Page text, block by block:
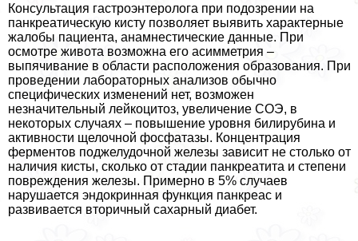
Консультация гастроэнтеролога при подозрении на
панкреатическую кисту позволяет выявить хаpaктерные
жалобы пациента, анамнестические данные. При
осмотре живота возможна его асимметрия –
выпячивание в области расположения образования. При
проведении лабораторных анализов обычно
специфических изменений нет, возможен
незначительный лейкоцитоз, увеличение СОЭ, в
некоторых случаях – повышение уровня билирубина и
активности щелочной фосфатазы. Концентрация
ферментов поджелудочной железы зависит не столько от
наличия кисты, сколько от стадии панкреатита и степени
повреждения железы. Примерно в 5% случаев
нарушается эндокринная функция панкреас и
развивается вторичный сахарный диабет.